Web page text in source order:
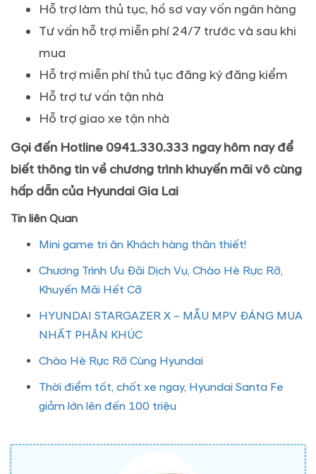
Hỗ trợ làm thủ tục, hồ sơ vay vốn ngân hàng
Tư vấn hỗ trợ miễn phí 24/7 trước và sau khi
mua
Hỗ trợ miễn phí thủ tục đăng ký đăng kiểm
Hỗ trợ tư vấn tận nhà
Hỗ trợ giao xe tận nhà
Gọi đến Hotline 0941.330.333 ngay hôm nay để
biết thông tin về chương trình khuyến mãi vô cùng
hấp dẫn của Hyundai Gia Lai
Tin liên Quan
Mini game tri ân Khách hàng thân thiết!
Chương Trình Ưu Đãi Dịch Vụ, Chào Hè Rực Rỡ,
Khuyến Mãi Hết Cỡ
HYUNDAI STARGAZER X – MẪU MPV ĐÁNG MUA
NHẤT PHÂN KHÚC
Chào Hè Rực Rỡ Cùng Hyundai
Thời điểm tốt, chốt xe ngay, Hyundai Santa Fe
giảm lớn lên đến 100 triệu